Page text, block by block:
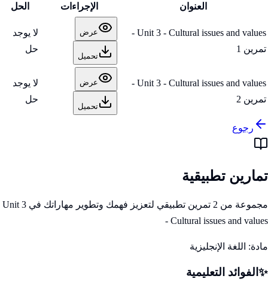
العنوان
الإجراءات الحل
Unit 3 - Cultural issues and values -
تمرين 1
عرض
تحميل
لا يوجد
حل
Unit 3 - Cultural issues and values -
تمرين 2
عرض
تحميل
لا يوجد
حل
رجوع
تمارين تطبيقية
مجموعة من 2 تمرين تطبيقي لتعزيز فهمك وتطوير مهاراتك في Unit 3
- Cultural issues and values
مادة: اللغة الإنجليزية
✨ الفوائد التعليمية